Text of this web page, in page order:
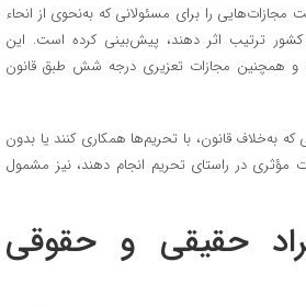
مجازات‌هایی را برای مسئولانی که به‌نحوی از انحاء
ترتیب اثر دهند، پیش‌بینی کرده است. این
و همچنین مجازات تعزیری درجه شش طبق قانون
به‌خلاف قانون، با تحریم‌ها همکاری کنند یا بدون
مؤثری در راستای تحریم انجام دهند، نیز مشمول
حقیقی و حقوقی